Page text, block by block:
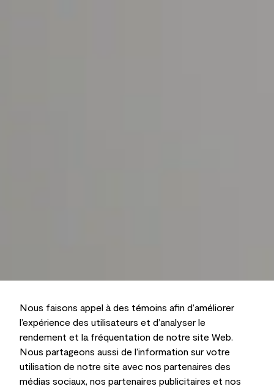
Nous faisons appel à des témoins afin d’améliorer
l’expérience des utilisateurs et d’analyser le
rendement et la fréquentation de notre site Web.
Nous partageons aussi de l’information sur votre
utilisation de notre site avec nos partenaires des
médias sociaux, nos partenaires publicitaires et nos